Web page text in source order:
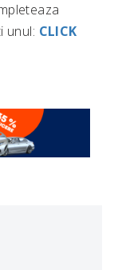
unul: CLICK